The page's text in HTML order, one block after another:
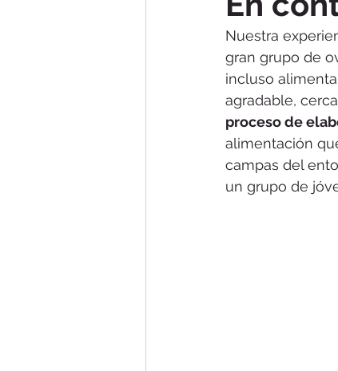
Nuestra
gran grupo de
incluso
agradable,
proceso de
alimentación
campas del
un grupo de